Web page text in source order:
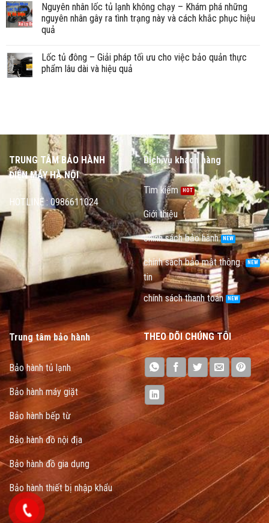
Nguyên nhân lốc tủ lạnh không chạy – Khám phá những
nguyên nhân gây ra tình trạng này và cách khắc phục hiệu
quả
Lốc tủ đông – Giải pháp tối ưu cho việc bảo quản thực
phẩm lâu dài và hiệu quả
TRUNG TÂM BẢO HÀNH
ĐIỆN MÁY HÀ NỘI
HOTLINE : 0986611024
Dịch vụ khách hàng
Tìm kiếm
Giới thiệu
chính sách bảo hành
chính sách bảo mật thông
tin
chính sách thanh toán
Trung tâm bảo hành
Bảo hành tủ lạnh
Bảo hành máy giặt
Bảo hành bếp từ
Bảo hành đồ nội địa
Bảo hành đồ gia dụng
Bảo hành thiết bị nhập khẩu
THEO DÕI CHÚNG TÔI